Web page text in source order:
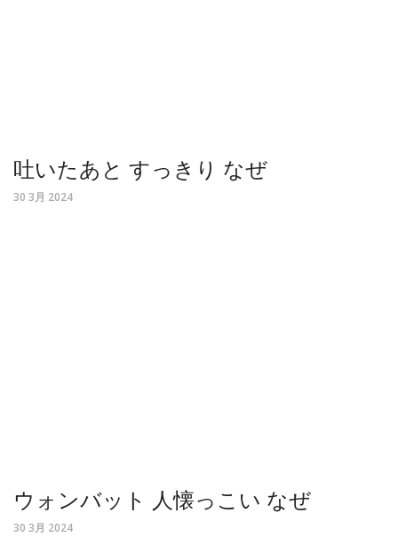
吐いたあと すっきり なぜ
30 3月 2024
ウォンバット 人懐っこい なぜ
30 3月 2024